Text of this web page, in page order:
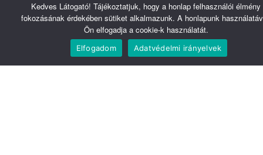
Nyírbátori Szakrendelő (NYSZ)
Édesanyák útja 1/a.
Útvonaltervezés ide →
Kedves Látogató! Tájékoztatjuk, hogy a honlap felhasználói élmény
fokozásának érdekében sütiket alkalmazunk. A honlapunk
Ön elfogadja a cookie-k használatát.
Elfogadom Adatvédelmi irányelvek